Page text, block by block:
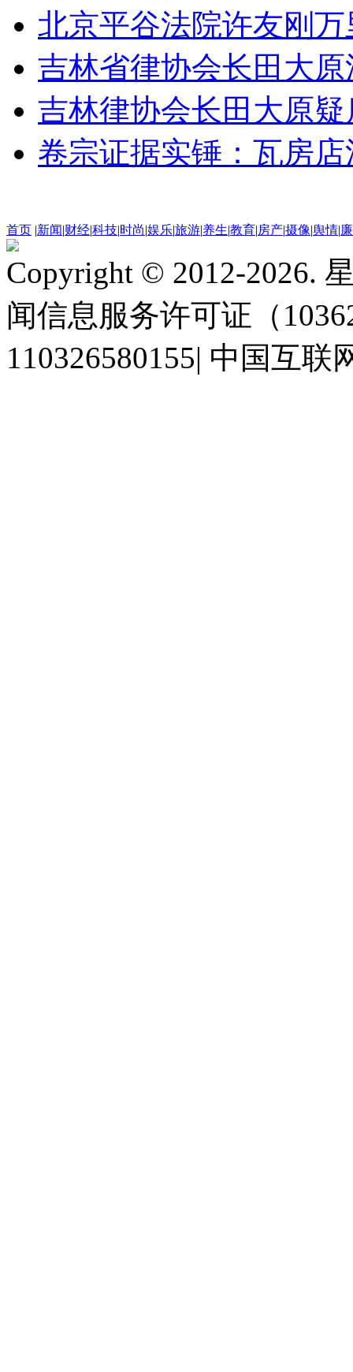
北京平谷法院许友刚
吉林省律协会长田大
吉林律协会长田大原
卷宗证据实锤：瓦房
首页 |新闻|财经|科技|时尚|娱乐|旅游|养生|教育|房产|摄像|舆情|
Copyright © 2012-2026.
闻信息服务许可证（
110326580155| 中国互联